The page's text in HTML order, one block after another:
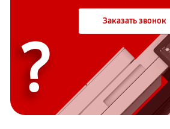
Заказать звонок
?